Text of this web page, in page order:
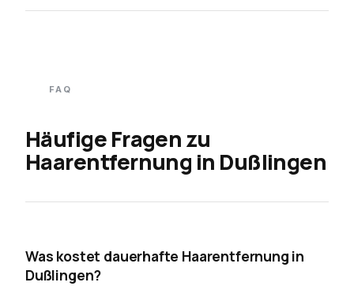
FAQ
Häufige Fragen zu
Haarentfernung in Dußlingen
Was kostet dauerhafte Haarentfernung in
Dußlingen?